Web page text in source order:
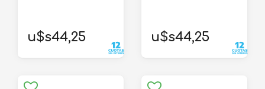
u$s44,25 u$s44,25